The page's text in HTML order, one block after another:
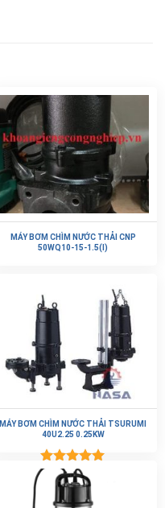
MÁY BƠM CHÌM NƯỚC THẢI CNP
50WQ10-15-1.5(I)
MÁY BƠM CHÌM NƯỚC THẢI TSURUMI
40U2.25 0.25KW
Được xếp
hạng5.00
5 sao